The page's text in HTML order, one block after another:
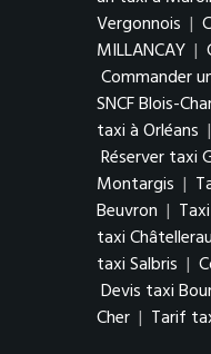
Vergonnois |
MILLANCAY |
Commander
SNCF Blois-
taxi à Orléans |
Réserver taxi
Montargis |
Beuvron |
taxi
taxi Salbris |
Devis taxi
Cher | Tarif